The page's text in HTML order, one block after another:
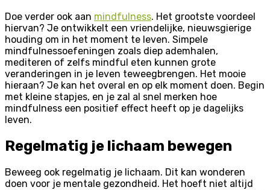
Doe verder ook aan mindfulness. Het grootste voordeel
hiervan? Je ontwikkelt een vriendelijke, nieuwsgierige
houding om in het moment te leven. Simpele
mindfulnessoefeningen zoals diep ademhalen,
mediteren of zelfs mindful eten kunnen grote
veranderingen in je leven teweegbrengen. Het mooie
hieraan? Je kan het overal en op elk moment doen. Begin
met kleine stapjes, en je zal al snel merken hoe
mindfulness een positief effect heeft op je dagelijks
leven.
Regelmatig je lichaam bewegen
Beweeg ook regelmatig je lichaam. Dit kan wonderen
doen voor je mentale gezondheid. Het hoeft niet altijd